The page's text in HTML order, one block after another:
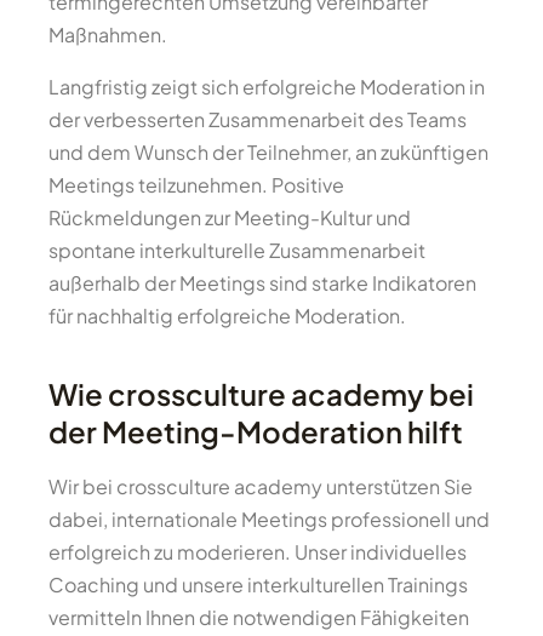
Maßnahmen.
Langfristig zeigt sich erfolgreiche Moderation in
der verbesserten Zusammenarbeit des Teams
und dem Wunsch der Teilnehmer, an zukünftigen
Meetings teilzunehmen. Positive
Rückmeldungen zur Meeting-Kultur und
spontane interkulturelle Zusammenarbeit
außerhalb der Meetings sind starke Indikatoren
für nachhaltig erfolgreiche Moderation.
Wie crossculture academy bei
der Meeting-Moderation hilft
Wir bei crossculture academy unterstützen Sie
dabei, internationale Meetings professionell und
erfolgreich zu moderieren. Unser individuelles
Coaching und unsere interkulturellen Trainings
vermitteln Ihnen die notwendigen Fähigkeiten